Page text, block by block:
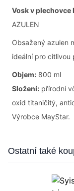
Vosk v plechovce
AZULEN
Obsažený azulen
ideální pro citlivou
Objem: 800 ml
Složení: přírodní
oxid titaničitý,
Výrobce MayStar.
Press to skip
Ostatní také